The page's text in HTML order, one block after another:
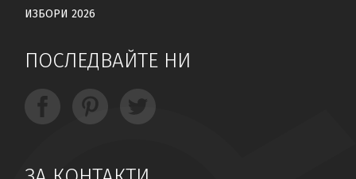
ИЗБОРИ 2026
ПОСЛЕДВАЙТЕ НИ